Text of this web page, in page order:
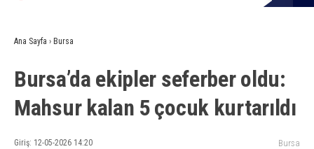
Ana Sayfa › Bursa
Bursa’da ekipler seferber oldu:
Mahsur kalan 5 çocuk kurtarıldı
Giriş: 12-05-2026 14:20
Bursa